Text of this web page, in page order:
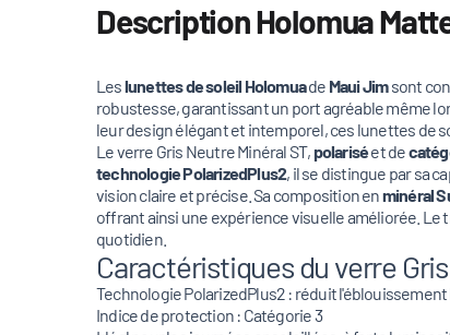
Description Holomua
Leslunettes de soleil Holomuade Maui Jimsont
robustesse, garantissant un port agréable même
leur design élégant et intemporel, ces lunettes de
Le verre Gris Neutre Minéral ST, polariséet de
technologie PolarizedPlus2, il se distingue par sa
vision claire et précise. Sa composition enminéral
offrant ainsi une expérience visuelle améliorée.
quotidien.
Caractéristiques du verre
Technologie PolarizedPlus2 : réduit
Indice de protection : Catégorie 3